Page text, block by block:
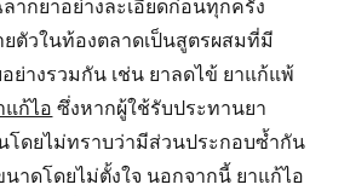
ากยาอย่างละเอียดก่อนทุกครั้ง
ยตัวในท้องตลาดเป็นสูตรผสมที่มี
ย่างรวมกัน เช่น ยาลดไข้ ยาแก้แพ้
แก้ไอ ซึ่งหากผู้ใช้รับประทานยา
ดยไม่ทราบว่ามีส่วนประกอบซ้ำกัน
นาดโดยไม่ตั้งใจ นอกจากนี้ ยาแก้ไอ